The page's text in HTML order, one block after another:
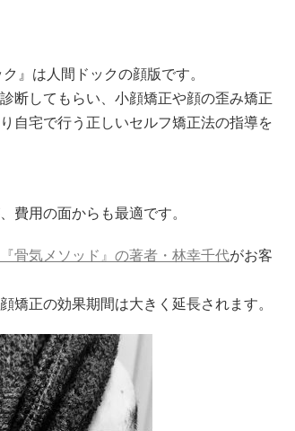
』は人間ドックの顔版です。
断してもらい、小顔矯正や顔の歪み矯正
自宅で行う正しいセルフ矯正法の指導を
費用の面からも最適です。
骨気メソッド』の著者・林幸千代がお客
矯正の効果期間は大きく延長されます。